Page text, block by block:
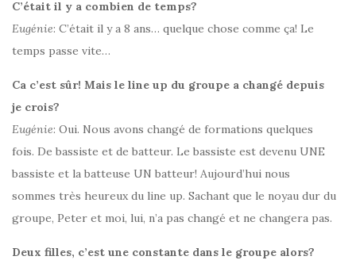
C’était il y a combien de temps?
Eugénie: C’était il y a 8 ans… quelque chose comme ça! Le
temps passe vite…
Ca c’est sûr! Mais le line up du groupe a changé depuis
je crois?
Eugénie: Oui. Nous avons changé de formations quelques
fois. De bassiste et de batteur. Le bassiste est devenu UNE
bassiste et la batteuse UN batteur! Aujourd’hui nous
sommes très heureux du line up. Sachant que le noyau dur du
groupe, Peter et moi, lui, n’a pas changé et ne changera pas.
Deux filles, c’est une constante dans le groupe alors?